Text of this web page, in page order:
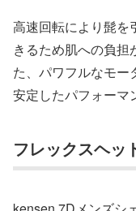
高速回転により髭を
きるため肌への負担
た、パワフルなモー
安定したパフォーマ
フレックスヘッ